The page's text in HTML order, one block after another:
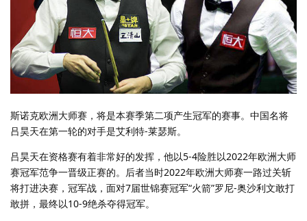
斯诺克欧洲大师赛，将是本赛季第二项产生冠军的赛事。中国名将
吕昊天在第一轮的对手是艾利特-莱瑟斯。
吕昊天在资格赛有着非常好的发挥，他以5-4险胜以2022年欧洲大师
赛冠军范争一晋级正赛的。后者当时2022年欧洲大师赛一路过关斩
将打进决赛，冠军战，面对7届世锦赛冠军“火箭”罗尼-奥沙利文敢打
敢拼，最终以10-9绝杀夺得冠军。